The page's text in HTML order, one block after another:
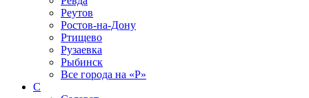
Реутов
Ростов-на-Дону
Ртищево
Рузаевка
Рыбинск
Все города на «Р»
С